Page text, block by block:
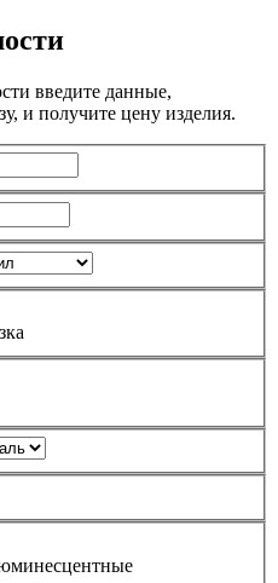
введите данные,
и получите цену изделия.